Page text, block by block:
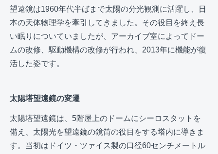
望遠鏡は1960年代半ばまで太陽の分光観測に活躍し、日
本の天体物理学を牽引してきました。その役目を終え長
い眠りについていましたが、アーカイブ室によってドー
ムの改修、駆動機構の改修が行われ、2013年に機能が復
活した姿です。
太陽塔望遠鏡の変遷
太陽塔望遠鏡は、5階屋上のドームにシーロスタットを
備え、太陽光を望遠鏡の鏡筒の役目をする塔内に導きま
す。当初はドイツ・ツァイス製の口径60センチメートル